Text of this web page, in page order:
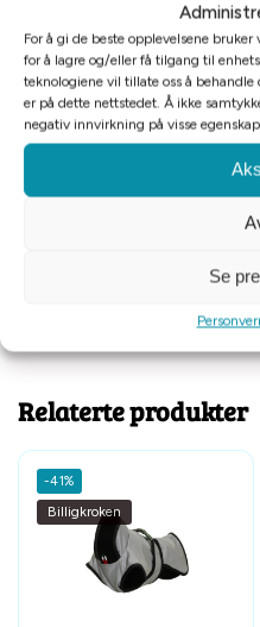
For å gi de beste opplevelsene
for å lagre og/eller få tilgang til
teknologiene vil tillate oss å
er på dette nettstedet. Å ikke
negativ innvirkning på visse
Se
Refleksdetaljer gir god
dager.
Dette hundedekkenet kan
Relaterte produkter
-41%
Billigkroken